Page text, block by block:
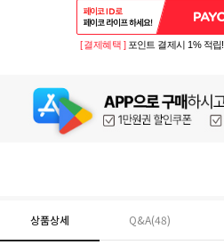
[ 결제혜택 ] 포인트 결제시 1% 적립!
상품상세 Q&A(48)